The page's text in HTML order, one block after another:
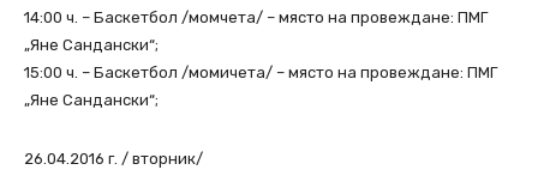
14:00 ч. – Баскетбол /момчета/ – място на провеждане: ПМГ
„Яне Сандански“;
15:00 ч. – Баскетбол /момичета/ – място на провеждане: ПМГ
„Яне Сандански“;
26.04.2016 г. / вторник/